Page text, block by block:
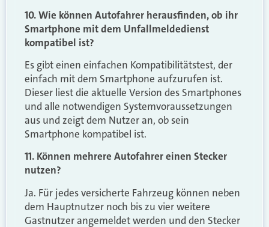
10. Wie können Autofahrer herausfinden, ob ihr
Smartphone mit dem Unfallmeldedienst
kompatibel ist?
Es gibt einen einfachen Kompatibilitätstest, der
einfach mit dem Smartphone aufzurufen ist.
Dieser liest die aktuelle Version des Smartphones
und alle notwendigen Systemvoraussetzungen
aus und zeigt dem Nutzer an, ob sein
Smartphone kompatibel ist.
11. Können mehrere Autofahrer einen Stecker
nutzen?
Ja. Für jedes versicherte Fahrzeug können neben
dem Hauptnutzer noch bis zu vier weitere
Gastnutzer angemeldet werden und den Stecker